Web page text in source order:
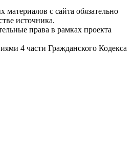
с сайта обязательно
источника.
права в рамках проекта
4 части Гражданского Кодекса